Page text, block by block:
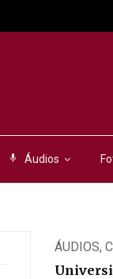
mic Áudios
ÁUDIOS,